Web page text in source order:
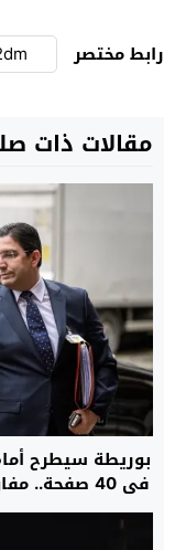
رابط مختصر
مقالات ذات
بوريطة سيطرح
في 40
دي ميستورا في